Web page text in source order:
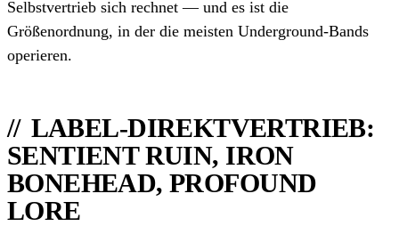
Selbstvertrieb sich rechnet — und es ist die
Größenordnung, in der die meisten Underground-Bands
operieren.
LABEL-DIREKTVERTRIEB:
SENTIENT RUIN, IRON
BONEHEAD, PROFOUND
LORE